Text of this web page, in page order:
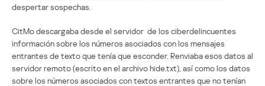
despertar sospechas.
CitMo descargaba desde el servidor de los ciberdelincuentes
información sobre los números asociados con los mensajes
entrantes de texto que tenía que esconder. Renviaba esos datos al
servidor remoto (escrito en el archivo hide.txt), así como los datos
sobre los números asociados con textos entrantes que no tenían